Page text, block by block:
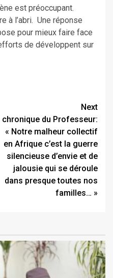
est préoccupant.
à l’abri. Une réponse
pour mieux faire face
de développent sur
Next
chronique du Professeur:
« Notre malheur collectif
en Afrique c’est la guerre
silencieuse d’envie et de
jalousie qui se déroule
dans presque toutes nos
familles… »